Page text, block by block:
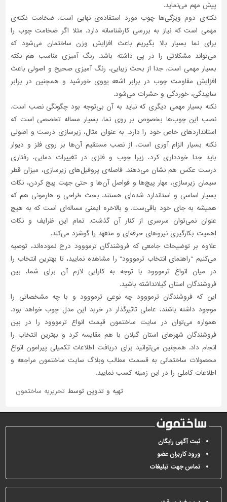
پیش مهم می‌نماید.
نکته‌ی دوم ویژگی‌ها چوب مورد استفاده‌ی نهایی است. ضخامت نکته‌ی
مهمی است که نیاز به بررسی کارشناسانه دارد. مثلا اگر ضخامت چوب را
برای نما بسیار بالا بگیریم باعث افزایش وزن ساختمان می‌شود که
می‌تواند مشکلاتی را در پی داشته باشد. رنگ آمیزی مناسب هم نکته
بسیار مهمی است. جدا از بحث زیبایی، رنگ آمیزی صحیح و اصولی باعث
افزایش مقاومت چوب در برابر اشعه یووی خورشید و همچنین در برابر
ساییدگی، خوردگی و حشرات می‌شود.
نکته بسیار مهمی دیگری که نباید به آن بی‌توجه بود چگونگی نصب است.
نصب این چوب‌ها بخصوص بر روی نما، بسیار مساله تخصصی ‌است که
استانداردهای خاص خود را دارد. به عنوان مثال، زیرسازی درست و اصولی
نکته بسیار الزام آوری است. از نصب مستقیم آن‌ها بر روی فلز و دیوار
باید جدا خودداری کرد، زیرا چوب و فلزی در تغییرات دمایی، رفتاری
درست عکس هم نشان می‌دهند. فاصله‌ی پروفیل‌های زیرسازی، میزان قطر
سیمان زیرسازی، مهار پیچ‌ها و فواصل آن‌ها و حتی جهت پیج کردن، نکات
بسیار اساسی و استاندارد شده‌ای هستند. بحث طراحی و هارمونی هم که
همیشه به جای خود باقی‌ست. و بالاخره ایمنی مساله‌ای است که به هیچ
عنوان نمی‌توان سرسری از کنار آن گذشت. تمام این ظرایف و نکات
اهمیت بکارگیری نیروهای حرفه‌ای و متعهد را گوشزد می‌کند.
علاوه بر توضیحات جامعی که فروشندگان ترمووود درج نموده‌اند، توصیه
می‌کنیم "راهنمای انتخاب ترمووود" را مشاهده نمایید، تا بهترین انتخاب را
در میان انواع ترمووود با توجه به کارایی لازم آن برای شما، بین
فروشندگان استان گیلانداشته باشید.
این که فروشندگان ترمووود چه نوعی ترمووود و با چه مشخصاتی را
موجود داشته باشند، عاملی تاثیر‌گذار در خرید این مدل چوب خواهد بود.
همواره می‌توان در سایت ساختمون قیمت انواع ترمووود را در بین
فروشندگان شهرهای استان گیلان با هم مقایسه کرد و بهترین انتخاب را
انجام داد. همچنین می‌توانید برای دریافت اطلاعات تکمیلی پیرامون انواع
محصولات ساختمانی به قسمت مطالب وبلاگ سایت ساختمون مراجعه و
اطلاعات کاملی را در این زمینه کسب نمایید.
تهیه و تدوین توسط تحریریه ساختمون
ثبت آگهی رایگان
ورود کاربران عضو
تماس جهت تبلیغات